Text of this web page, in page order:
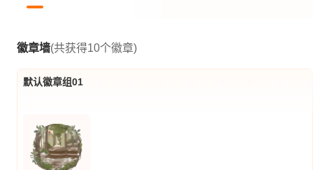
徽章墙(共获得10个徽章)
默认徽章组01